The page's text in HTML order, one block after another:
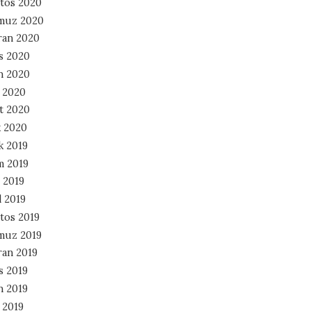
2020
2020
2020
2020
2020
2020
2020
2019
2019
2019
2019
2019
2019
2019